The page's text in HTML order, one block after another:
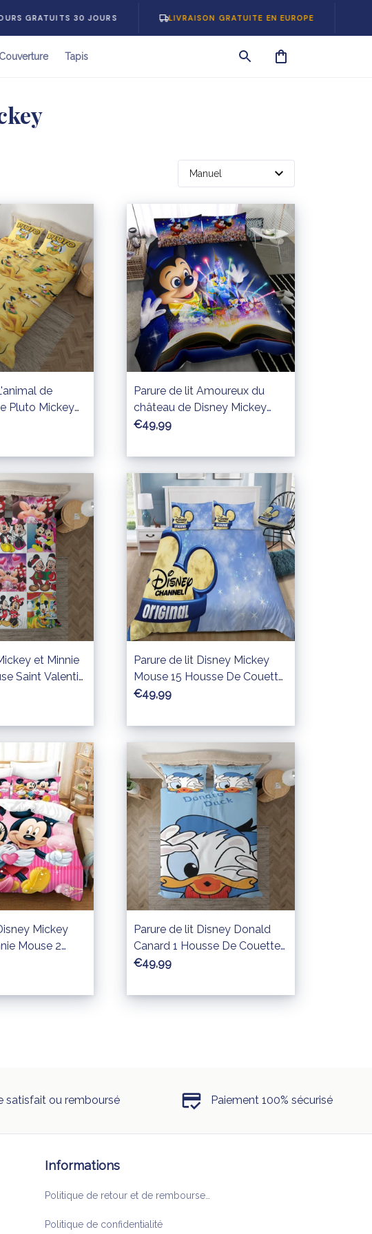
GRATUITS 30 JOURS LIVRAISON GRATUITE EN EUROPE
Tapis
de
Pluto Mickey
les
Literie
Parure de lit Amoureux du
château de Disney Mickey
Mouse Housse De Couette
€49,99
et Minnie
Saint Valentin
Ensemble
Parure de lit Disney Mickey
Mouse 15 Housse De Couette
Ensemble De Literie
€49,99
Mickey
Mouse 2
Ensemble
Parure de lit Disney Donald
Canard 1 Housse De Couette
Ensemble De Literie
€49,99
satisfait ou remboursé Paiement 100% sécurisé
Informations
Politique de confidentialité